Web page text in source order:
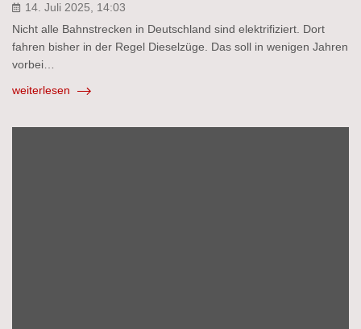
14. Juli 2025, 14:03
Nicht alle Bahnstrecken in Deutschland sind elektrifiziert. Dort
fahren bisher in der Regel Dieselzüge. Das soll in wenigen Jahren
vorbei…
weiterlesen